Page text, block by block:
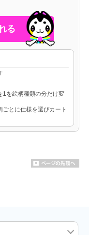
を絵柄種類の分だけ変
とに仕様を選びカート